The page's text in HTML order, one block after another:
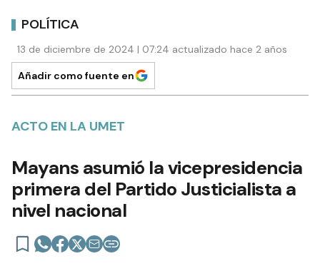
POLÍTICA
13 de diciembre de 2024 | 07:24 actualizado hace 2 años
Añadir como fuente en
ACTO EN LA UMET
Mayans asumió la vicepresidencia
primera del Partido Justicialista a
nivel nacional